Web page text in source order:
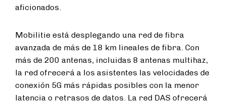
aficionados.
Mobilitie está desplegando una red de fibra
avanzada de más de 18 km lineales de fibra. Con
más de 200 antenas, incluidas 8 antenas multihaz,
la red ofrecerá a los asistentes las velocidades de
conexión 5G más rápidas posibles con la menor
latencia o retrasos de datos. La red DAS ofrecerá